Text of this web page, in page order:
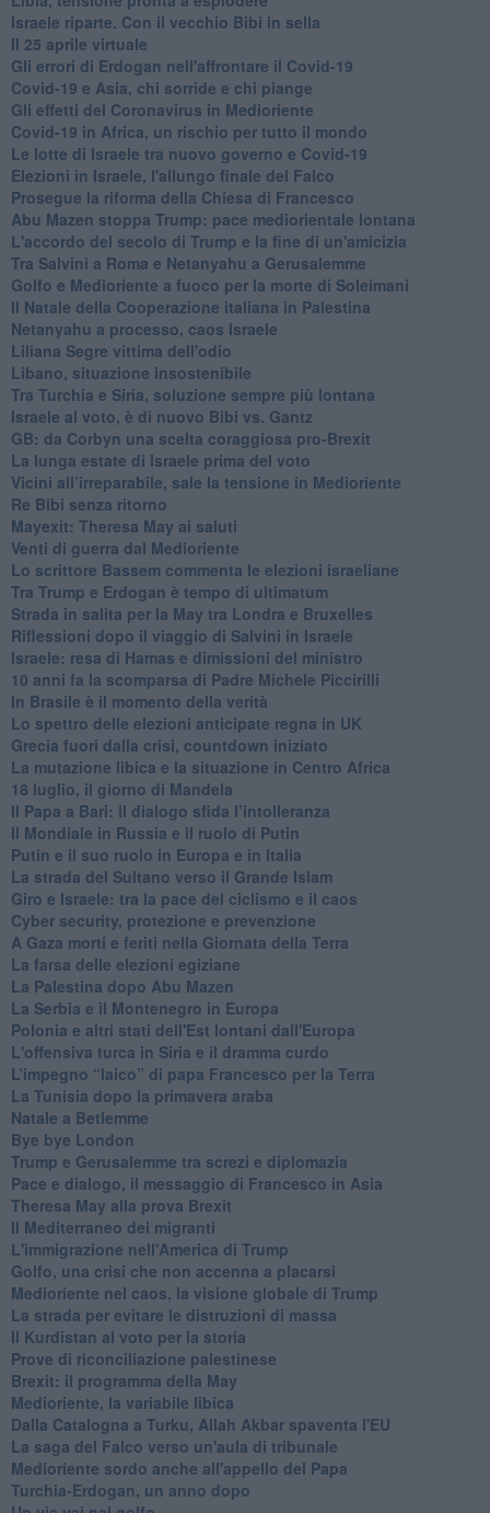
Israele riparte. Con il vecchio Bibi in sella
Il 25 aprile virtuale
Gli errori di Erdogan nell'affrontare il Covid-19
Covid-19 e Asia, chi sorride e chi piange
Gli effetti del Coronavirus in Medioriente
Covid-19 in Africa, un rischio per tutto il mondo
Le lotte di Israele tra nuovo governo e Covid-19
Elezioni in Israele, l'allungo finale del Falco
Prosegue la riforma della Chiesa di Francesco
Abu Mazen stoppa Trump: pace mediorientale lontana
L'accordo del secolo di Trump e la fine di un'amicizia
Tra Salvini a Roma e Netanyahu a Gerusalemme
Golfo e Medioriente a fuoco per la morte di Soleimani
Il Natale della Cooperazione italiana in Palestina
Netanyahu a processo, caos Israele
Liliana Segre vittima dell'odio
Libano, situazione insostenibile
Tra Turchia e Siria, soluzione sempre più lontana
Israele al voto, è di nuovo Bibi vs. Gantz
GB: da Corbyn una scelta coraggiosa pro-Brexit
La lunga estate di Israele prima del voto
Vicini all’irreparabile, sale la tensione in Medioriente
Re Bibi senza ritorno
Mayexit: Theresa May ai saluti
Venti di guerra dal Medioriente
Lo scrittore Bassem commenta le elezioni israeliane
Tra Trump e Erdogan è tempo di ultimatum
Strada in salita per la May tra Londra e Bruxelles
Riflessioni dopo il viaggio di Salvini in Israele
Israele: resa di Hamas e dimissioni del ministro
10 anni fa la scomparsa di Padre Michele Piccirilli
In Brasile è il momento della verità
Lo spettro delle elezioni anticipate regna in UK
Grecia fuori dalla crisi, countdown iniziato
La mutazione libica e la situazione in Centro Africa
18 luglio, il giorno di Mandela
Il Papa a Bari: il dialogo sfida l’intolleranza
Il Mondiale in Russia e il ruolo di Putin
Putin e il suo ruolo in Europa e in Italia
La strada del Sultano verso il Grande Islam
Giro e Israele: tra la pace del ciclismo e il caos
Cyber security, protezione e prevenzione
A Gaza morti e feriti nella Giornata della Terra
La farsa delle elezioni egiziane
La Palestina dopo Abu Mazen
La Serbia e il Montenegro in Europa
Polonia e altri stati dell'Est lontani dall'Europa
L'offensiva turca in Siria e il dramma curdo
L’impegno “laico” di papa Francesco per la Terra
La Tunisia dopo la primavera araba
Natale a Betlemme
Bye bye London
Trump e Gerusalemme tra screzi e diplomazia
Pace e dialogo, il messaggio di Francesco in Asia
Theresa May alla prova Brexit
Il Mediterraneo dei migranti
L'immigrazione nell'America di Trump
Golfo, una crisi che non accenna a placarsi
Medioriente nel caos, la visione globale di Trump
La strada per evitare le distruzioni di massa
Il Kurdistan al voto per la storia
Prove di riconciliazione palestinese
Brexit: il programma della May
Medioriente, la variabile libica
Dalla Catalogna a Turku, Allah Akbar spaventa l'EU
La saga del Falco verso un'aula di tribunale
Medioriente sordo anche all'appello del Papa
Turchia-Erdogan, un anno dopo